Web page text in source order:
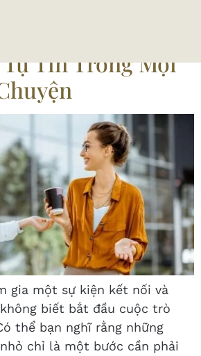
Tin Trong Mọi
gia một sự kiện kết nối và
biết bắt đầu cuộc trò
thể bạn nghĩ rằng những
chỉ là một bước cần phải